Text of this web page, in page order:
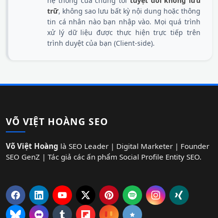
trữ, không sao lưu bất kỳ nội dung hoặc thông
tin cá nhân nào bạn nhập vào. Mọi quá trình
xử lý dữ liệu được thực hiện trực tiếp trên
trình duyệt của bạn (Client-side).
VÕ VIỆT HOÀNG SEO
Võ Việt Hoàng là SEO Leader | Digital Marketer | Founder
SEO GenZ | Tác giả các ấn phẩm Social Profile Entity SEO.